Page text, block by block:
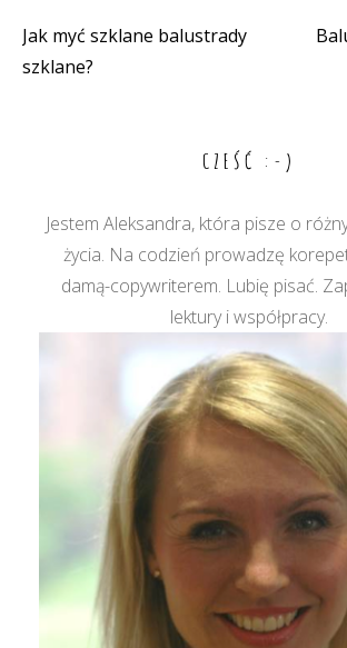
Nawigacja
Jak myć szklane balustrady
szklane?
CZEŚĆ :-)
Jestem Aleksandra, która pisze o
życia. Na codzień prowadzę
damą-copywriterem. Lubię pisać.
lektury i współpracy.